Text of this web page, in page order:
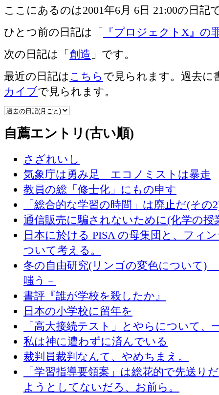
ここにあるのは2001年6月 6日 21:00の日記
ひとつ前の日記は「
『プロジェクトX』の
次の日記は「 創造 」です。
最近の日記は こちら で見られます。過去に
カイブで見られます。
自薦エントリ(古い順)
さざれいし
気象庁は勇み足 エコノミストは暴走
教員の総「修士化」にもの申す
「総合的な学習の時間」は廃止だ(その
通信販売に騙されないために(化学の授
日本に於ける PISA の母集団と、フィ
ついて考える。
冬の自由研究(リンゴの変色について)
嗤う－
書評『誰が学校を殺したか』
日本の小学校に留年を
「高大接続テスト」とやらについて、
私は神に遭わずに済んでいる
裁判員裁判なんて、やめちまえ。
「学習指導要領案」は総花的で先送り
ようとしてないだろ、お前ら。